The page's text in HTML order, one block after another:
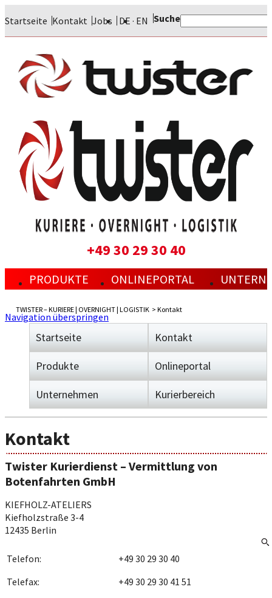
Startseite Kontakt Jobs DE EN Suche
+49 30 29 30 40
PRODUKTE
PREISE
PREISE
SENDUNGSVERFOLGUNG
ONLINEPORTAL
SENDUNGSVERFOLGUNG
DOWNLOADCENTER
PARTNER
TWISTER – KURIERE | OVERNIGHT | LOGISTIK Kontakt
Navigation überspringen
Startseite Kontakt
Produkte Onlineportal
Unternehmen Kurierbereich
Kontakt
Twister Kurierdienst – Vermittlung von
Botenfahrten GmbH
KIEFHOLZ-ATELIERS
Kiefholzstraße 3-4
12435 Berlin
Telefon:
+49 30 29 30 40
Telefax:
+49 30 29 30 41 51